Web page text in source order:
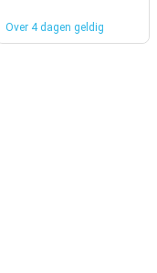
Over 4 dagen geldig